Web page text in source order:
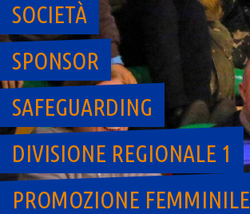
SOCIETÀ
SPONSOR
SAFEGUARDING
DIVISIONE REGIONALE 1
PROMOZIONE FEMMINILE